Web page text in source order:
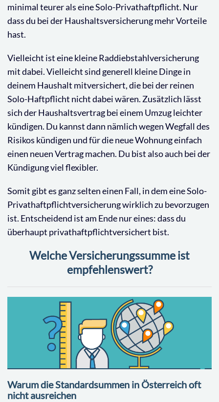
minimal teurer als eine Solo-Privathaftpflicht. Nur
dass du bei der Haushaltsversicherung mehr Vorteile
hast.
Vielleicht ist eine kleine Raddiebstahlversicherung
mit dabei. Vielleicht sind generell kleine Dinge in
deinem Haushalt mitversichert, die bei der reinen
Solo-Haftpflicht nicht dabei wären. Zusätzlich lässt
sich der Haushaltsvertrag bei einem Umzug leichter
kündigen. Du kannst dann nämlich wegen Wegfall des
Risikos kündigen und für die neue Wohnung einfach
einen neuen Vertrag machen. Du bist also auch bei der
Kündigung viel flexibler.
Somit gibt es ganz selten einen Fall, in dem eine Solo-
Privathaftpflichtversicherung wirklich zu bevorzugen
ist. Entscheidend ist am Ende nur eines: dass du
überhaupt privathaftpflichtversichert bist.
Welche Versicherungssumme ist
empfehlenswert?
Warum die Standardsummen in Österreich oft
nicht ausreichen